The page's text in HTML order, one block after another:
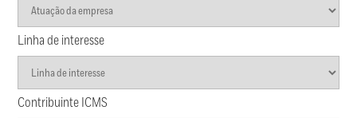
Linha de interesse
Contribuinte ICMS